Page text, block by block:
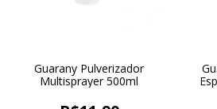
Guarany Pulverizador
Multisprayer 500ml